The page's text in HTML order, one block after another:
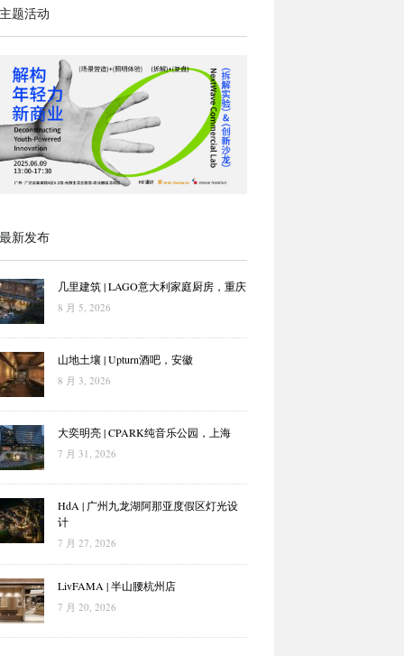
题活动
新发布
几里建筑 | LAGO意大利家庭厨房，重庆
8 月 5, 2026
山地土壤 | Upturn酒吧，安徽
8 月 3, 2026
大奕明亮 | CPARK纯音乐公园，上海
7 月 31, 2026
HdA | 广州九龙湖阿那亚度假区灯光设
计
7 月 27, 2026
LivFAMA | 半山腰杭州店
7 月 20, 2026